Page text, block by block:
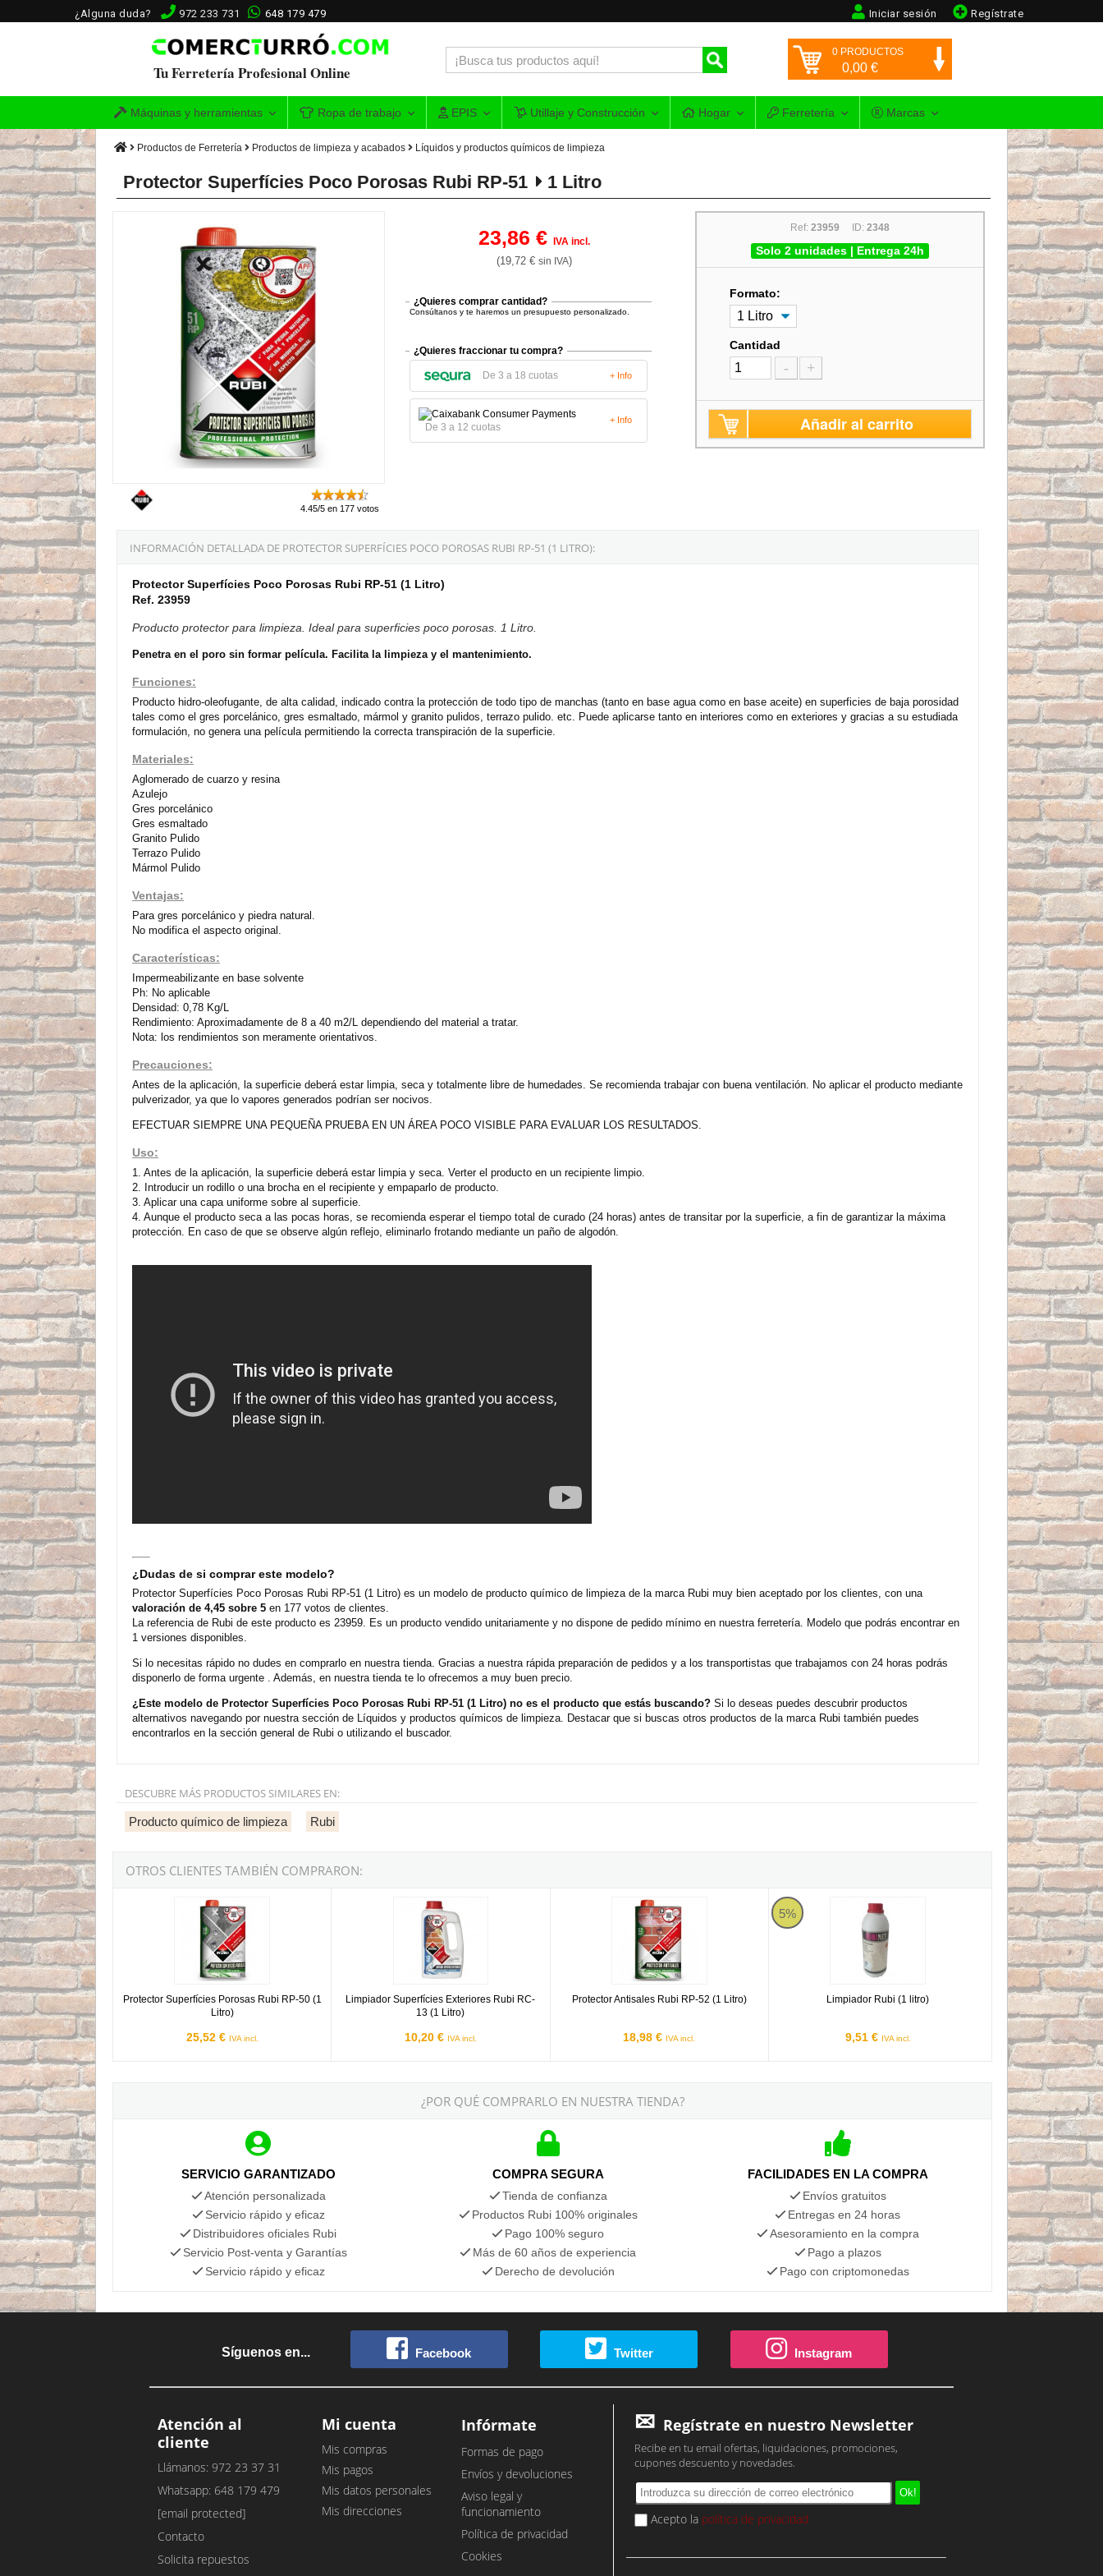
¿Alguna duda? 972 233 731 648 179 479 Regístrate
Iniciar sesión
Tu Ferretería Profesional Online
0 PRODUCTOS
0,00 €
Máquinas y herramientas Ropa de trabajo EPIS Utillaje y Construcción Hogar Ferretería Marcas
Productos de Ferretería Productos de limpieza y acabados Líquidos y productos químicos de limpieza
Protector Superfícies Poco Porosas Rubi RP-51 1 Litro
4.45/5 en 177 votos
23,86 €IVA incl.
(19,72 €sin IVA)
¿Quieres comprar cantidad?
Consúltanos y te haremos un presupuesto personalizado.
¿Quieres fraccionar tu compra?
De 3 a 18 cuotas + Info
De 3 a 12 cuotas
+ Info
Ref:23959 ID:2348
Solo 2 unidades | Entrega 24h
Formato:
Cantidad
- +
Añadir al carrito
INFORMACIÓN DETALLADA DE PROTECTOR SUPERFÍCIES POCO POROSAS RUBI RP-51 (1 LITRO):
Protector Superfícies Poco Porosas Rubi RP-51 (1 Litro)
Ref. 23959
Producto protector para limpieza. Ideal para superficies poco porosas. 1 Litro.
Penetra en el poro sin formar película. Facilita la limpieza y el mantenimiento.
Funciones:
Producto hidro-oleofugante, de alta calidad, indicado contra la protección de todo tipo de manchas (tanto en base agua como en base aceite) en superficies de baja porosidad
tales como el gres porcelánico, gres esmaltado, mármol y granito pulidos, terrazo pulido. etc. Puede aplicarse tanto en interiores como en exteriores y gracias a su estudiada
formulación, no genera una película permitiendo la correcta transpiración de la superficie.
Materiales:
Aglomerado de cuarzo y resina
Azulejo
Gres porcelánico
Gres esmaltado
Granito Pulido
Terrazo Pulido
Mármol Pulido
Ventajas:
Para gres porcelánico y piedra natural.
No modifica el aspecto original.
Características:
Impermeabilizante en base solvente
Ph: No aplicable
Densidad: 0,78 Kg/L
Rendimiento: Aproximadamente de 8 a 40 m2/L dependiendo del material a tratar.
Nota: los rendimientos son meramente orientativos.
Precauciones:
Antes de la aplicación, la superficie deberá estar limpia, seca y totalmente libre de humedades. Se recomienda trabajar con buena ventilación. No aplicar el producto mediante
pulverizador, ya que lo vapores generados podrían ser nocivos.
EFECTUAR SIEMPRE UNA PEQUEÑA PRUEBA EN UN ÁREA POCO VISIBLE PARA EVALUAR LOS RESULTADOS.
Uso:
1. Antes de la aplicación, la superficie deberá estar limpia y seca. Verter el producto en un recipiente limpio.
2. Introducir un rodillo o una brocha en el recipiente y empaparlo de producto.
3. Aplicar una capa uniforme sobre al superficie.
4. Aunque el producto seca a las pocas horas, se recomienda esperar el tiempo total de curado (24 horas) antes de transitar por la superficie, a fin de garantizar la máxima
protección. En caso de que se observe algún reflejo, eliminarlo frotando mediante un paño de algodón.
¿Dudas de si comprar este modelo?
Protector Superfícies Poco Porosas Rubi RP-51 (1 Litro) es un modelo de producto químico de limpieza de la marca Rubi muy bien aceptado por los clientes, con una
valoración de 4,45 sobre 5 en 177 votos de clientes.
La referencia de Rubi de este producto es 23959. Es un producto vendido unitariamente y no dispone de pedido mínimo en nuestra ferretería. Modelo que podrás encontrar en
1 versiones disponibles.
Si lo necesitas rápido no dudes en comprarlo en nuestra tienda. Gracias a nuestra rápida preparación de pedidos y a los transportistas que trabajamos con 24 horas podrás
disponerlo de forma urgente . Además, en nuestra tienda te lo ofrecemos a muy buen precio.
¿Este modelo de Protector Superfícies Poco Porosas Rubi RP-51 (1 Litro) no es el producto que estás buscando? Si lo deseas puedes descubrir productos
alternativos navegando por nuestra sección de Líquidos y productos químicos de limpieza. Destacar que si buscas otros productos de la marca Rubi también puedes
encontrarlos en la sección general de Rubi o utilizando el buscador.
DESCUBRE MÁS PRODUCTOS SIMILARES EN:
Producto químico de limpieza Rubi
OTROS CLIENTES TAMBIÉN COMPRARON:
Protector Superfícies Porosas Rubi RP-50 (1
Litro)
25,52 € IVA incl.
Protector Superfícies Porosas Rubi RP-50 (1 Litro)
Limpiador Superfícies Exteriores Rubi RC-
13 (1 Litro)
10,20 € IVA incl.
Protector Antisales Rubi RP-52 (1 Litro)
18,98 € IVA incl.
Protector Antisales Rubi RP-52 (1 Litro)
5%
Limpiador Rubi (1 litro)
9,51 € IVA incl.
Limpiador Rubi (1 litro)
¿POR QUÉ COMPRARLO EN NUESTRA TIENDA?
SERVICIO GARANTIZADO
Atención personalizada
Servicio rápido y eficaz
Distribuidores oficiales Rubi
Servicio Post-venta y Garantías
Servicio rápido y eficaz
COMPRA SEGURA
Tienda de confianza
Productos Rubi 100% originales
Pago 100% seguro
Más de 60 años de experiencia
Derecho de devolución
FACILIDADES EN LA COMPRA
Envíos gratuitos
Entregas en 24 horas
Asesoramiento en la compra
Pago a plazos
Pago con criptomonedas
Síguenos en... Facebook Twitter Instagram
Atención al
cliente
Llámanos: 972 23 37 31
Whatsapp: 648 179 479
[email protected]
Contacto
Solicita repuestos
Mi cuenta
Mis compras
Mis pagos
Mis datos personales
Mis direcciones
Infórmate
Formas de pago
Envíos y devoluciones
Aviso legal y
funcionamiento
Política de privacidad
Cookies
Regístrate en nuestro Newsletter
Recibe en tu email ofertas, liquidaciones, promociones,
cupones descuento y novedades.
Acepto la política de privacidad